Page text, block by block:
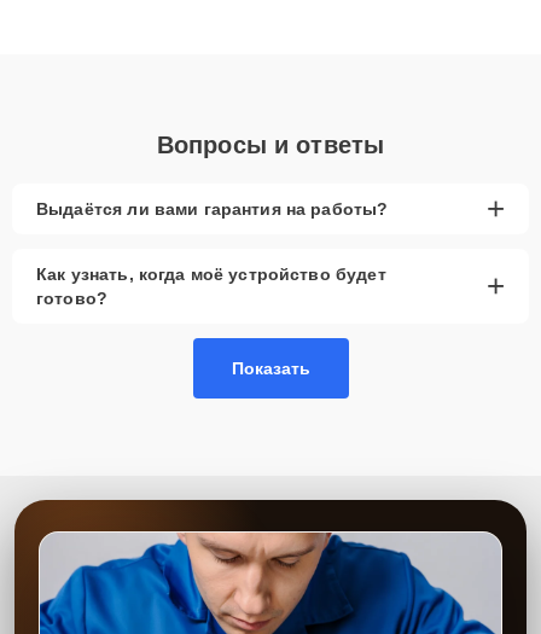
Вопросы и ответы
Выдаётся ли вами гарантия на работы? +
Как узнать, когда моё устройство будет
готово?
+
Показать